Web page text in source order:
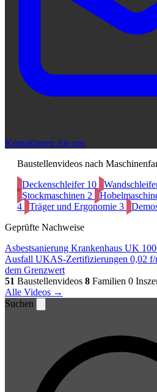
Kontaktieren Sie uns
Baustellenvideos nach
Deckenschleifer 10
Stockmaschinen 2
4
Träger und Ergonomie 3
Geprüfte Nachweise
Asbestsanierung Krankenhaus UK
Ausfall UKAS-Zertifizierungen 0,02 f/
dem Grenzwert
51 Baustellenvideos 8 Familien 0
Alle Videos →
Suchen